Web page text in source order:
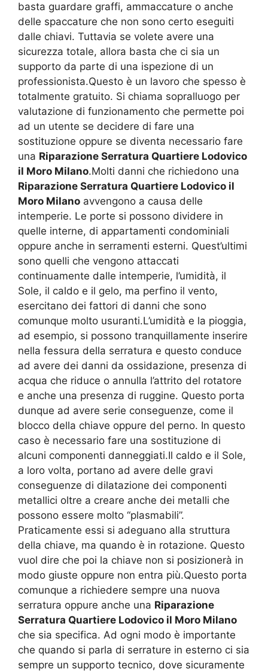
basta guardare graffi, ammaccature o anche
delle spaccature che non sono certo eseguiti
dalle chiavi. Tuttavia se volete avere una
sicurezza totale, allora basta che ci sia un
supporto da parte di una ispezione di un
professionista.Questo è un lavoro che spesso è
totalmente gratuito. Si chiama sopralluogo per
valutazione di funzionamento che permette poi
ad un utente se decidere di fare una
sostituzione oppure se diventa necessario fare
una Riparazione Serratura Quartiere Lodovico
il Moro Milano.Molti danni che richiedono una
Riparazione Serratura Quartiere Lodovico il
Moro Milano avvengono a causa delle
intemperie. Le porte si possono dividere in
quelle interne, di appartamenti condominiali
oppure anche in serramenti esterni. Quest’ultimi
sono quelli che vengono attaccati
continuamente dalle intemperie, l’umidità, il
Sole, il caldo e il gelo, ma perfino il vento,
esercitano dei fattori di danni che sono
comunque molto usuranti.L’umidità e la pioggia,
ad esempio, si possono tranquillamente inserire
nella fessura della serratura e questo conduce
ad avere dei danni da ossidazione, presenza di
acqua che riduce o annulla l’attrito del rotatore
e anche una presenza di ruggine. Questo porta
dunque ad avere serie conseguenze, come il
blocco della chiave oppure del perno. In questo
caso è necessario fare una sostituzione di
alcuni componenti danneggiati.Il caldo e il Sole,
a loro volta, portano ad avere delle gravi
conseguenze di dilatazione dei componenti
metallici oltre a creare anche dei metalli che
possono essere molto “plasmabili”.
Praticamente essi si adeguano alla struttura
della chiave, ma quando è in rotazione. Questo
vuol dire che poi la chiave non si posizionerà in
modo giuste oppure non entra più.Questo porta
comunque a richiedere sempre una nuova
serratura oppure anche una Riparazione
Serratura Quartiere Lodovico il Moro Milano
che sia specifica. Ad ogni modo è importante
che quando si parla di serrature in esterno ci sia
sempre un supporto tecnico, dove sicuramente